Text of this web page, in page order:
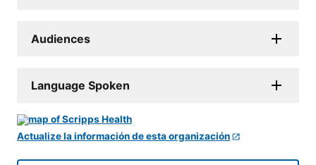
Audiences
Language Spoken
Actualize la información de esta organización